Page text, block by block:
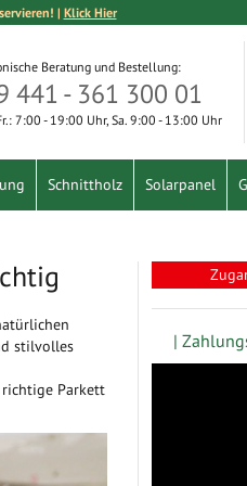
| Klick Hier
Beratung und Bestellung:
441 - 361 300 01
7:00 - 19:00 Uhr, Sa. 9:00 - 13:00 Uhr
Schnittholz Solarpanel
stilvolles
richtige Parkett
|